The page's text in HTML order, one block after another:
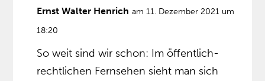
Ernst Walter Henrich am 11. Dezember 2021 um
18:20
So weit sind wir schon: Im öffentlich-
rechtlichen Fernsehen sieht man sich